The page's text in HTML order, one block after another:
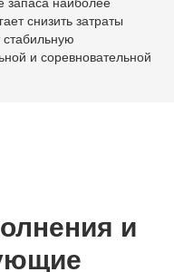
снизить затраты
и соревновательной
и